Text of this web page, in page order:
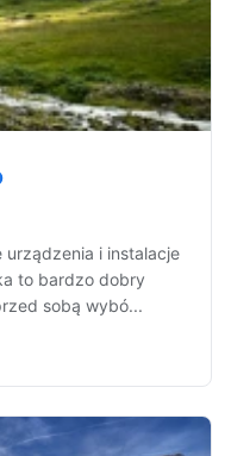
urządzenia i instalacje
to bardzo dobry
sobą wybó...